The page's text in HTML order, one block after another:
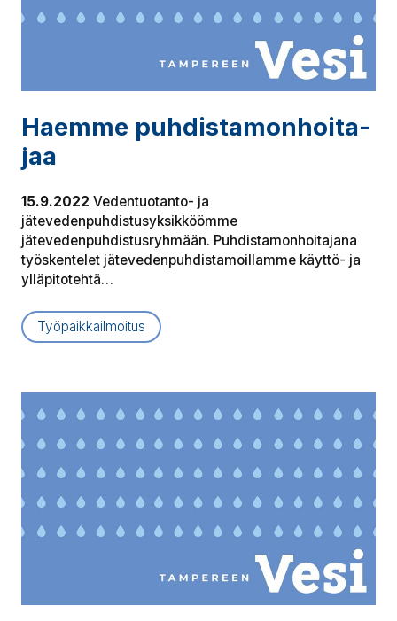
Haemme puh­dis­ta­mon­hoi­ta­
jaa
15.9.2022 Vedentuotanto- ja
jätevedenpuhdistusyksikköömme
jätevedenpuhdistusryhmään. Puhdistamonhoitajana
työskentelet jätevedenpuhdistamoillamme käyttö- ja
ylläpitotehtä…
Työpaikkailmoitus